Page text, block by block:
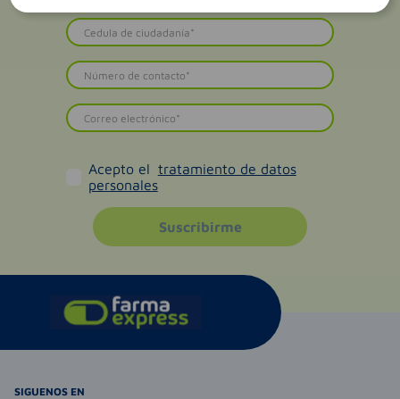
Acepto el tratamiento de datos
personales
Suscribirme
SIGUENOS EN